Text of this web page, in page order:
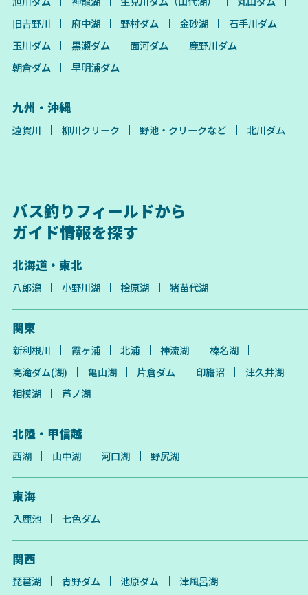
旧吉野川
府中湖 野村ダム 金砂湖
石手川ダム
玉川ダム
黒瀬ダム 面河ダム
鹿野川ダム
朝倉ダム
早明浦ダム
九州・沖縄
遠賀川 柳川クリーク 野池・クリークなど 北川ダム
バス釣りフィールドから
ガイド情報を探す
北海道・東北
八郎潟 小野川湖 桧原湖 猪苗代湖
関東
新利根川 霞ヶ浦 北浦 神流湖
榛名湖
高滝ダム(湖)
亀山湖 片倉ダム 印旛沼
津久井湖
相模湖
芦ノ湖
北陸・甲信越
西湖 山中湖 河口湖 野尻湖
東海
入鹿池 七色ダム
関西
琵琶湖 青野ダム 池原ダム 津風呂湖